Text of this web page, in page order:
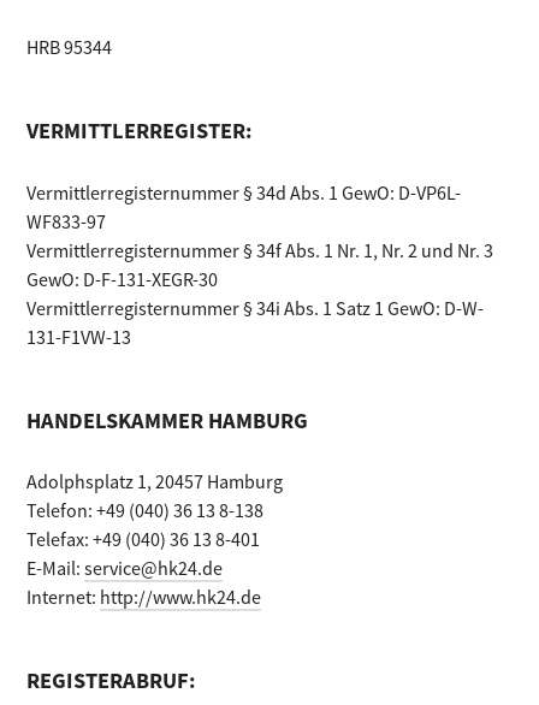
HRB 95344
VERMITTLERREGISTER:
Vermittlerregisternummer § 34d Abs. 1 GewO: D-VP6L-
WF833-97
Vermittlerregisternummer § 34f Abs. 1 Nr. 1, Nr. 2 und Nr. 3
GewO: D-F-131-XEGR-30
Vermittlerregisternummer § 34i Abs. 1 Satz 1 GewO: D-W-
131-F1VW-13
HANDELSKAMMER HAMBURG
Adolphsplatz 1, 20457 Hamburg
Telefon: +49 (040) 36 13 8-138
Telefax: +49 (040) 36 13 8-401
E-Mail:service@hk24.de
Internet: http://www.hk24.de
REGISTERABRUF: